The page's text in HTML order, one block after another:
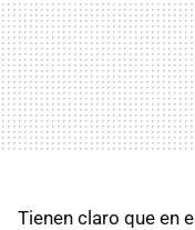
Tienen claro que en